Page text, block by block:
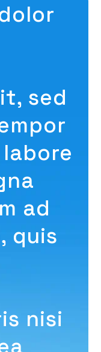
sed
ad
quis
nisi